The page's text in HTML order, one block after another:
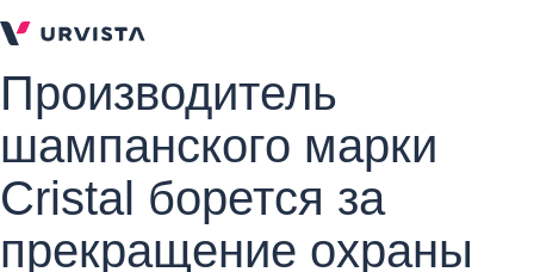
Производитель
шампанского марки
Cristal борется за
прекращение охраны